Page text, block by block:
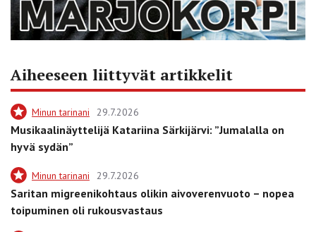
Aiheeseen liittyvät artikkelit
Minun tarinani 29.7.2026
Musikaalinäyttelijä Katariina Särkijärvi: ”Jumalalla on
hyvä sydän”
Minun tarinani 29.7.2026
Saritan migreenikohtaus olikin aivoverenvuoto – nopea
toipuminen oli rukousvastaus